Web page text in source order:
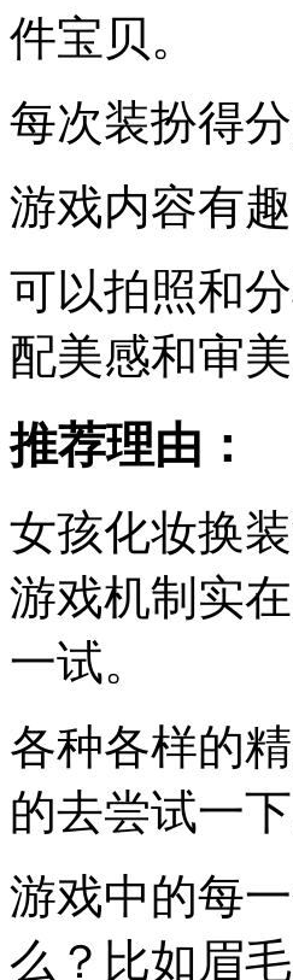
件宝贝。
每次装扮得
游戏内容有
可以拍照和
配美感和审美
推荐理由：
女孩化妆换
游戏机制实
一试。
各种各样的
的去尝试一下
游戏中的每
么？比如眉